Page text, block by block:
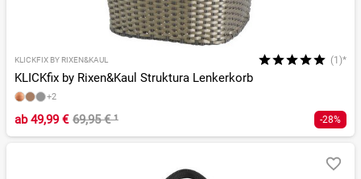
KLICKFIX BY RIXEN&KAUL (1)*
KLICKfix by Rixen&Kaul Struktura Lenkerkorb
+2
ab49,99 € 69,95 €¹ -28%